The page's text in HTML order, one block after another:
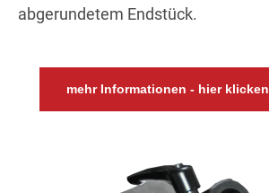
abgerundetem Endstück.
mehr Informationen - hier klicken